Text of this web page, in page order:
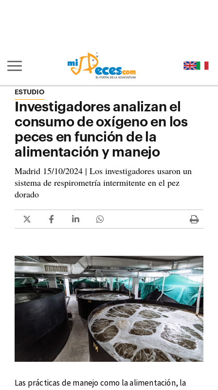
Mostrar/ocultar navegación principal
ESTUDIO
Investigadores analizan el
consumo de oxígeno en los
peces en función de la
alimentación y manejo
Madrid 15/10/2024 | Los investigadores usaron un
sistema de respirometría intermitente en el pez
dorado
Las prácticas de manejo como la alimentación, la